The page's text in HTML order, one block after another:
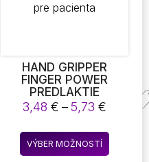
HAND GRIPPER
FINGER POWER
PREDLAKTIE
STRENGTH MUSCLE
SPREADER RECOVERY
WORKOUT GRIPPER
FITNESS GYM
EXERCISER TRAINER
3,48 € – 5,73 €Price
3,48 €
VÝBER MOŽNOSTÍ
Tento
produkt